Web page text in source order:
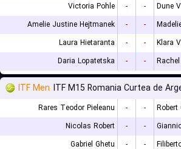
Victoria Pohle - -
Dune
Amelie Justine Hejtmanek
- -
Laura Hietaranta
- -
Klara
Daria Lopatetska
- -
ITF Men ITF M15 Romania Curtea de
Rares Teodor Pieleanu - -
Robert
Nicolas Robert
- -
Gabriel Ghetu
- -